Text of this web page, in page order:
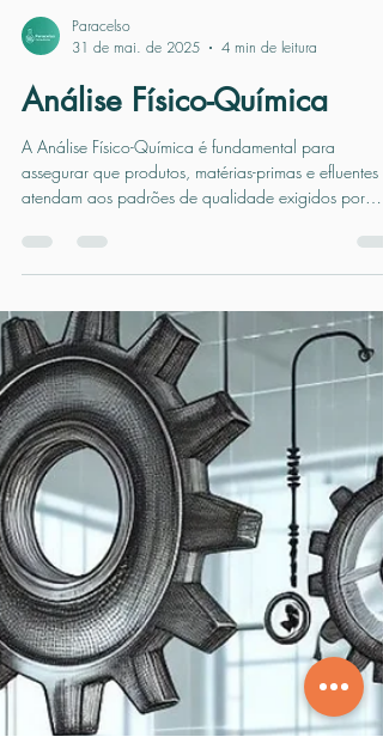
Paracelso
Análise Físico-Química
A Análise Físico-Química é fundamental para
assegurar que produtos, matérias-primas e efluentes
atendam aos padrões de qualidade exigidos por
normas técnicas e legislações ambientais. Esse
envolve a aplicação de técnicas avançadas para
avaliar propriedades como pH, condutividade,
turbidez, teor de sólidos, concentração de metais
pesados e outros parâmetros críticos. Nossa
abordagem garante precisão nos resultados,
auxiliando empresas na tomada de decisões
estratégicas